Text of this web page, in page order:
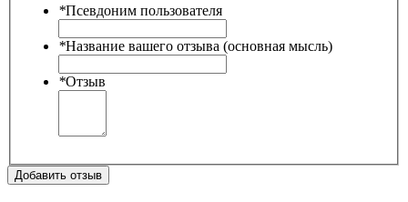
*Псевдоним пользователя
*Название вашего отзыва (основная мысль)
*Отзыв
Добавить отзыв